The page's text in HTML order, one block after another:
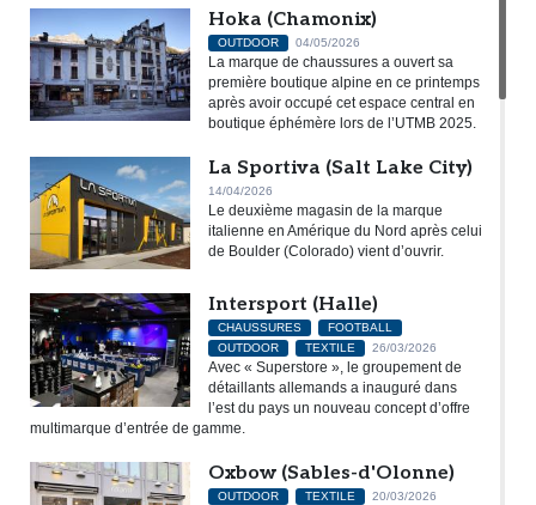
Hoka (Chamonix)
OUTDOOR 04/05/2026
La marque de chaussures a ouvert sa
première boutique alpine en ce printemps
après avoir occupé cet espace central en
boutique éphémère lors de l’UTMB 2025.
La Sportiva (Salt Lake City)
14/04/2026
Le deuxième magasin de la marque
italienne en Amérique du Nord après celui
de Boulder (Colorado) vient d’ouvrir.
Intersport (Halle)
CHAUSSURES
FOOTBALL
OUTDOOR
TEXTILE 26/03/2026
Avec « Superstore », le groupement de
détaillants allemands a inauguré dans
l’est du pays un nouveau concept d’offre
multimarque d’entrée de gamme.
Oxbow (Sables-d'Olonne)
OUTDOOR TEXTILE 20/03/2026